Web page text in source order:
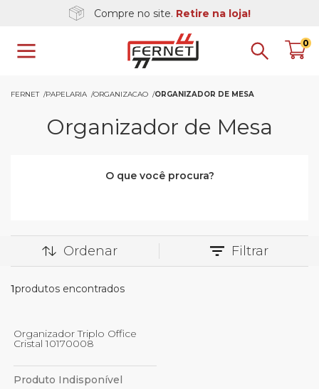
0
Compre no site. Retire na loja!
FERNET PAPELARIA ORGANIZACAO ORGANIZADOR DE MESA
Organizador de Mesa
O que você procura?
Ordenar Filtrar
1produtos encontrados
Organizador Triplo Office
Cristal 10170008
Produto Indisponível